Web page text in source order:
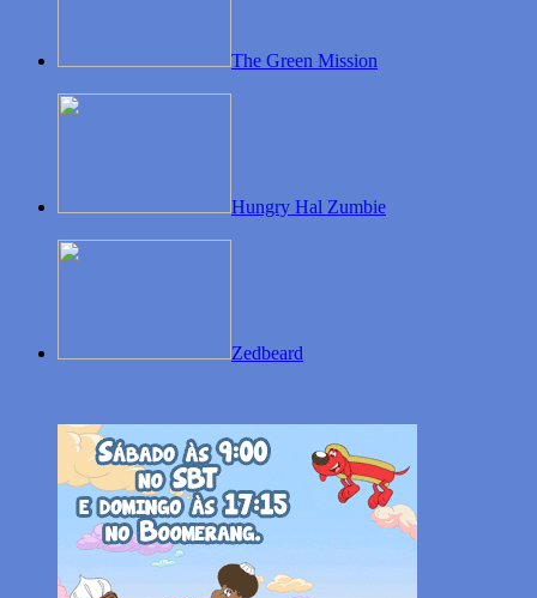
The Green Mission
Hungry Hal Zumbie
Zedbeard